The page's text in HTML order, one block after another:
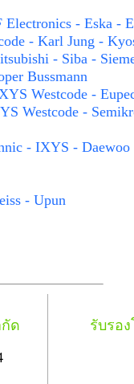
Electronics - Eska -
- Karl Jung -
- Siba -
Bussmann
Westcode -
Westcode -
- IXYS - Daewoo
- Upun
ด
รับรอ